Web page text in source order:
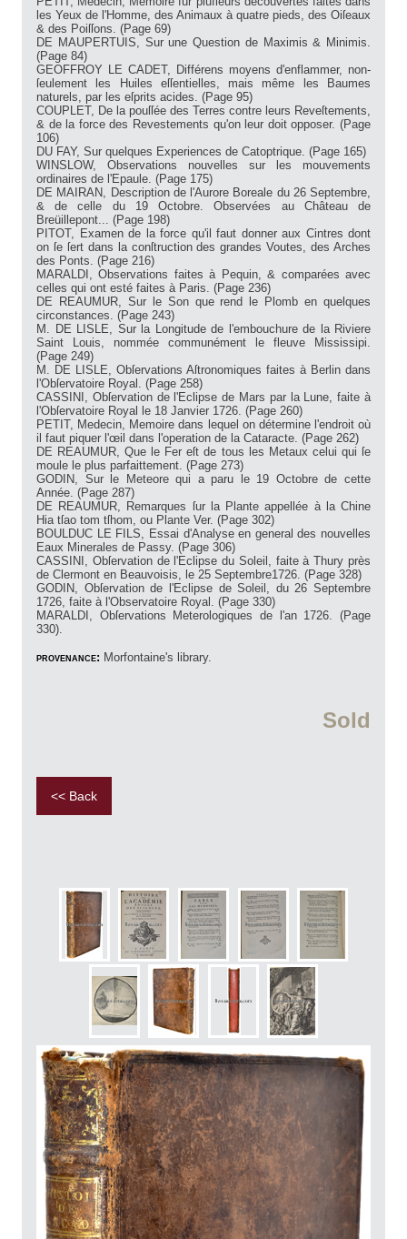
les Yeux de l'Homme, des Animaux à quatre pieds, des Oiſeaux
& des Poiſſons. (Page 69)
DE MAUPERTUIS, Sur une Question de Maximis & Minimis.
(Page 84)
GEOFFROY LE CADET, Différens moyens d'enflammer, non-
ſeulement les Huiles eſſentielles, mais même les Baumes
naturels, par les eſprits acides. (Page 95)
COUPLET, De la pouſſée des Terres contre leurs Reveſtements,
& de la force des Revestements qu'on leur doit opposer. (Page
106)
DU FAY, Sur quelques Experiences de Catoptrique. (Page 165)
WINSLOW, Observations nouvelles sur les mouvements
ordinaires de l'Epaule. (Page 175)
DE MAIRAN, Description de l'Aurore Boreale du 26 Septembre,
& de celle du 19 Octobre. Observées au Château de
Breüillepont... (Page 198)
PITOT, Examen de la force qu'il faut donner aux Cintres dont
on ſe ſert dans la conſtruction des grandes Voutes, des Arches
des Ponts. (Page 216)
MARALDI, Observations faites à Pequin, & comparées avec
celles qui ont esté faites à Paris. (Page 236)
DE REAUMUR, Sur le Son que rend le Plomb en quelques
circonstances. (Page 243)
M. DE LISLE, Sur la Longitude de l'embouchure de la Riviere
Saint Louis, nommée communément le fleuve Mississipi.
(Page 249)
M. DE LISLE, Obſervations Aſtronomiques faites à Berlin dans
l'Obſervatoire Royal. (Page 258)
CASSINI, Obſervation de l'Eclipse de Mars par la Lune, faite à
l'Obſervatoire Royal le 18 Janvier 1726. (Page 260)
PETIT, Medecin, Memoire dans lequel on détermine l'endroit où
il faut piquer l'œil dans l'operation de la Cataracte. (Page 262)
DE REAUMUR, Que le Fer eſt de tous les Metaux celui qui ſe
moule le plus parfaittement. (Page 273)
GODIN, Sur le Meteore qui a paru le 19 Octobre de cette
Année. (Page 287)
DE REAUMUR, Remarques ſur la Plante appellée à la Chine
Hia tſao tom tſhom, ou Plante Ver. (Page 302)
BOULDUC LE FILS, Essai d'Analyse en general des nouvelles
Eaux Minerales de Passy. (Page 306)
CASSINI, Obſervation de l'Eclipse du Soleil, faite à Thury près
de Clermont en Beauvoisis, le 25 Septembre1726. (Page 328)
GODIN, Obſervation de l'Eclipse de Soleil, du 26 Septembre
1726, faite à l'Observatoire Royal. (Page 330)
MARALDI, Obſervations Meterologiques de l'an 1726. (Page
330).
provenance: Morfontaine's library.
Sold
<< Back